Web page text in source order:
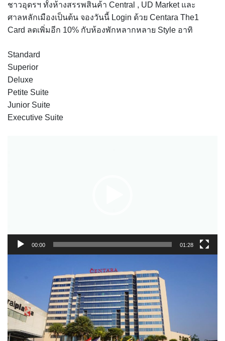
ชาวอุดรฯ ทั้งห้างสรรพสินค้า Central , UD Market และ
ศาลหลักเมืองเป็นต้น จองวันนี้ Login ด้วย Centara The1
Card ลดเพิ่มอีก 10% กับห้องพักหลากหลาย Style อาทิ
Standard
Superior
Deluxe
Petite Suite
Junior Suite
Executive Suite
00:00 01:28